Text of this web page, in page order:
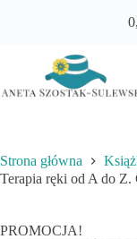
Strona główna
Terapia ręki od A do Z.
PROMOCJA!